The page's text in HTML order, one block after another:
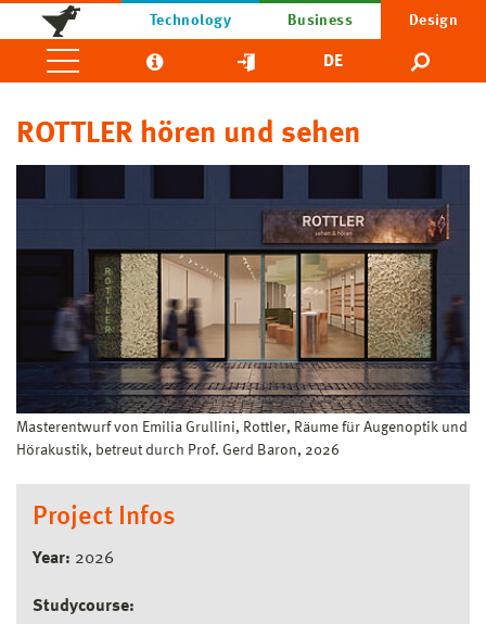
Technology Business Design
DE
ROTTLER hören und sehen
Masterentwurf von Emilia Grullini, Rottler, Räume für Augenoptik und
Hörakustik, betreut durch Prof. Gerd Baron, 2026
Project Infos
Year: 2026
Studycourse: